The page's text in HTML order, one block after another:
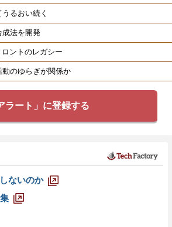
るおい続く
成法を開発
ントのレガシー
のゆらぎが関係か
ラート」に登録する
ないのか